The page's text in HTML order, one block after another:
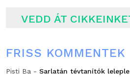
VEDD ÁT
FRISS KOMMENTEK
Pisti Ba - Sarlatán tévtanítók